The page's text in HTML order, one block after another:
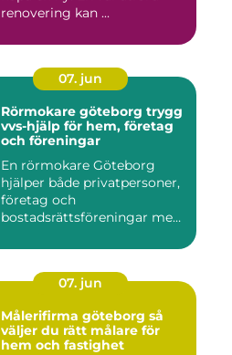
renovering kan ...
07. jun
Rörmokare göteborg trygg
vvs-hjälp för hem, företag
och föreningar
En rörmokare Göteborg
hjälper både privatpersoner,
företag och
bostadsrättsföreningar med
07. jun
Målerifirma göteborg så
väljer du rätt målare för
hem och fastighet